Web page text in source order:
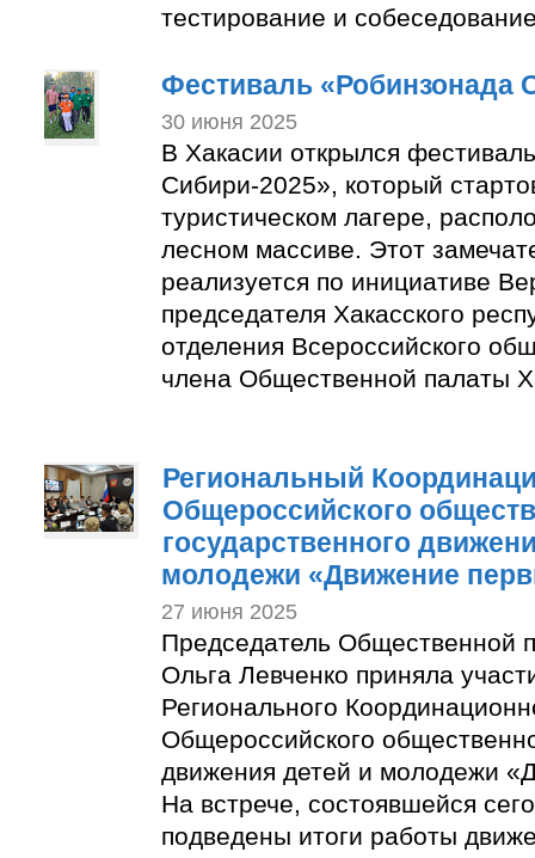
тестирование и
Фестиваль «Робинзонада
30 июня 2025
В Хакасии открылся
Сибири-2025», который
туристическом лагере,
лесном массиве. Этот
реализуется по инициативе
председателя Хакасского
отделения Всероссийского
члена Общественной палаты
Региональный
Общероссийского
государственного
молодежи «Движение
27 июня 2025
Председатель Общественной
Ольга Левченко приняла
Регионального
Общероссийского
движения детей и молодежи
На встрече, состоявшейся
подведены итоги работы